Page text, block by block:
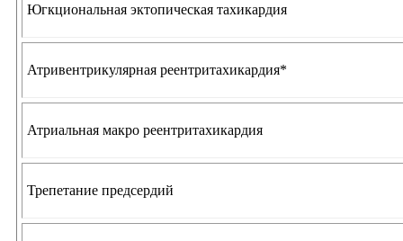
Югкциональная эктопическая тахикардия
Атривентрикулярная реентритахикардия*
Атриальная макро реентритахикардия
Трепетание предсердий